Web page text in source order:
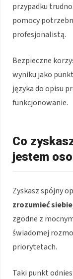
przypadku
pomocy
profesjonalistą.
Bezpieczne
wyniku jako
języka do opisu
funkcjonowanie.
Co
jestem
Zyskasz spójny
zrozumieć siebie
zgodne z
świadomej
priorytetach.
Taki punkt